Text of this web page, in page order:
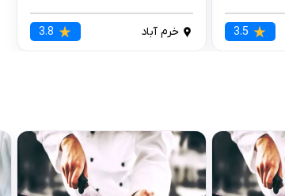
3.5 خرم آباد 3.8